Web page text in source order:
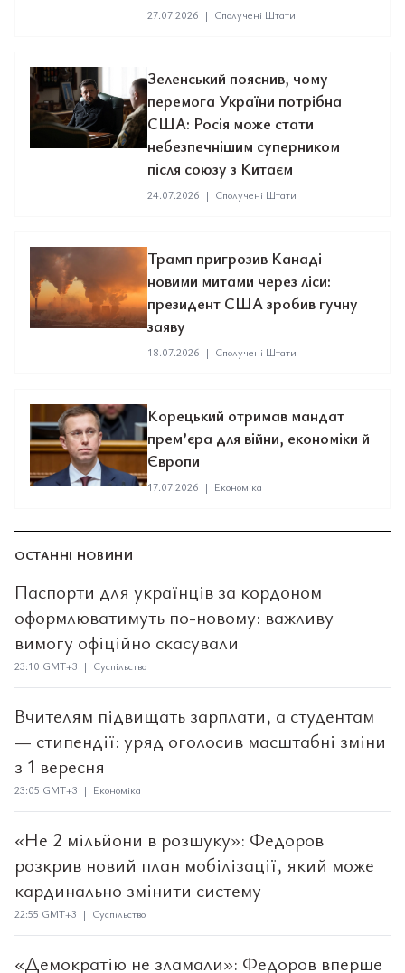
27.07.2026 | Сполучені Штати
Зеленський пояснив, чому
перемога України потрібна
США: Росія може стати
небезпечнішим суперником
після союзу з Китаєм
24.07.2026 | Сполучені Штати
Трамп пригрозив Канаді
новими митами через ліси:
президент США зробив гучну
заяву
18.07.2026 | Сполучені Штати
Корецький отримав мандат
прем’єра для війни, економіки й
Європи
17.07.2026 | Економіка
ОСТАННІ НОВИНИ
Паспорти для українців за кордоном
оформлюватимуть по-новому: важливу
вимогу офіційно скасували
23:10 GMT+3 | Суспільство
Вчителям підвищать зарплати, а студентам
— стипендії: уряд оголосив масштабні зміни
з 1 вересня
23:05 GMT+3 | Економіка
«Не 2 мільйони в розшуку»: Федоров
розкрив новий план мобілізації, який може
кардинально змінити систему
22:55 GMT+3 | Суспільство
«Демократію не зламали»: Федоров вперше